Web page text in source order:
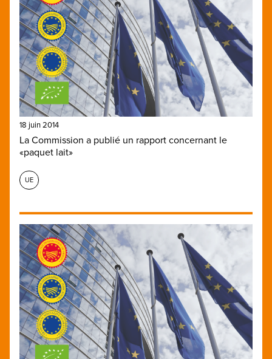
18 juin 2014
La Commission a publié un rapport concernant le
«paquet lait»
UE